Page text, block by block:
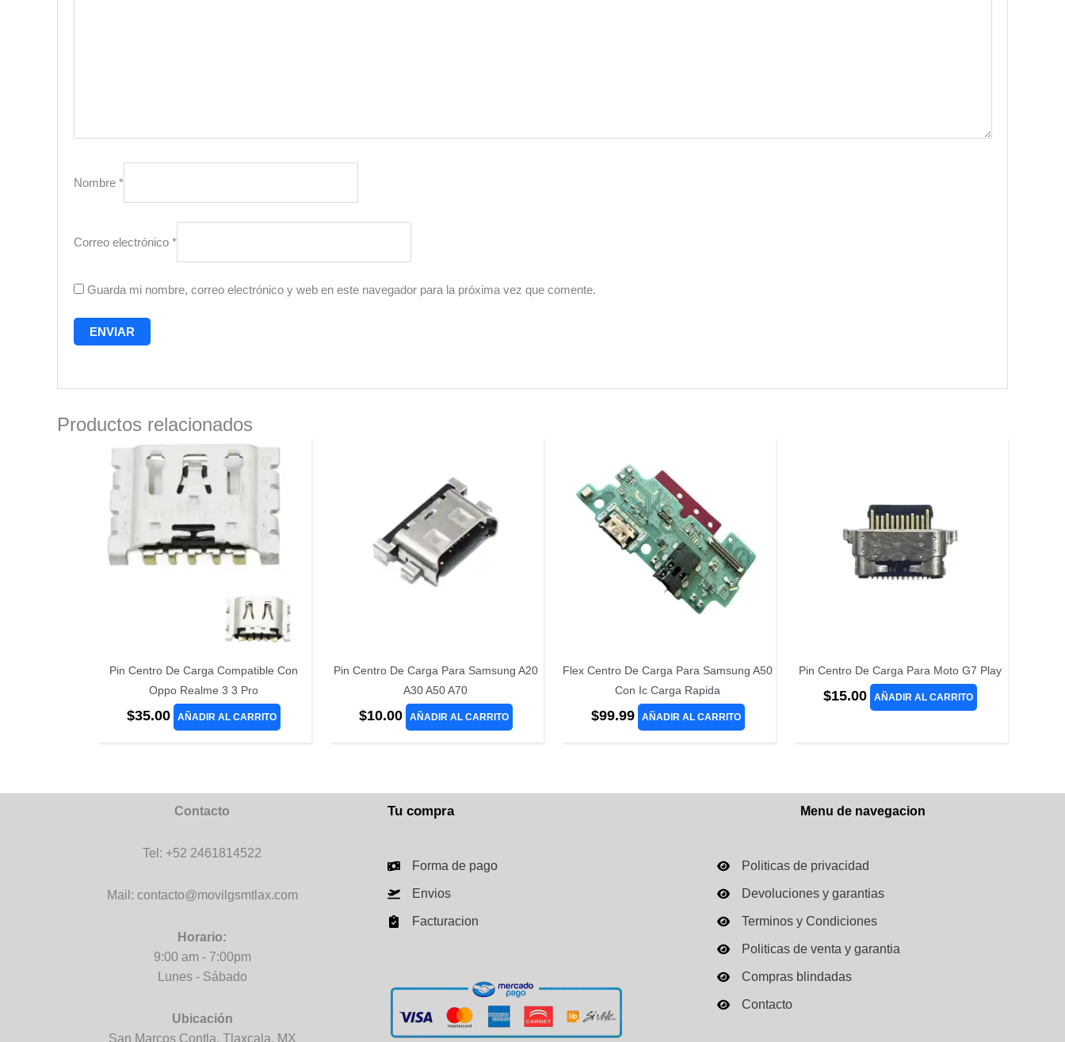
Nombre *
Correo electrónico *
Guarda mi nombre, correo electrónico y web en este navegador para la próxima vez que comente.
Productos relacionados
Pin Centro De Carga Compatible Con
Oppo Realme 3 3 Pro
$35.00 AÑADIR AL CARRITO
Pin Centro De Carga Para Samsung A20
A30 A50 A70
$10.00 AÑADIR AL CARRITO
Flex Centro De Carga Para Samsung A50
Con Ic Carga Rapida
$99.99 AÑADIR AL CARRITO
Pin Centro De Carga Para Moto G7 Play
$15.00 AÑADIR AL CARRITO
Contacto
Tel: +52 2461814522
Mail: contacto@movilgsmtlax.com
Horario:
9:00 am - 7:00pm
Lunes - Sábado
Ubicación
San Marcos Contla, Tlaxcala. MX
Tu compra
Forma de pago
Envios
Facturacion
Menu de navegacion
Politicas de privacidad
Devoluciones y garantias
Terminos y Condiciones
Politicas de venta y garantia
Compras blindadas
Contacto